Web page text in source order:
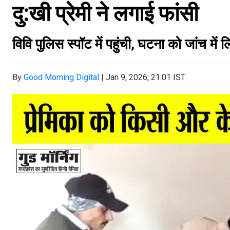
दु:खी प्रेमी ने लगाई फांसी
विवि पुलिस स्पॉट में पहुंची, घटना को जांच में
By Good Morning Digital | Jan 9, 2026, 21:01 IST